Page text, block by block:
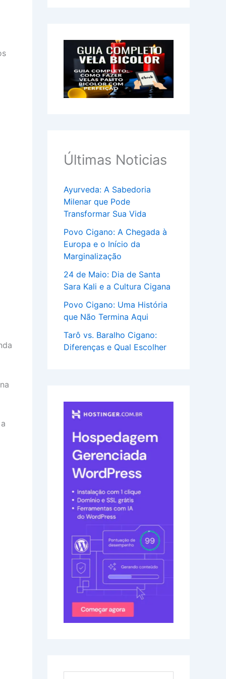
Últimas Noticias
Ayurveda: A Sabedoria
Milenar que Pode
Transformar Sua Vida
Povo Cigano: A Chegada à
Europa e o Início da
Marginalização
24 de Maio: Dia de Santa
Sara Kali e a Cultura Cigana
Povo Cigano: Uma História
que Não Termina Aqui
Tarô vs. Baralho Cigano:
Diferenças e Qual Escolher